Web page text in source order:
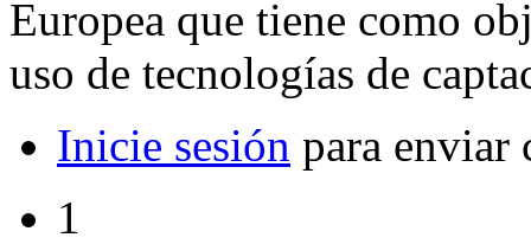
Europea que tiene como
uso de tecnologías de
Inicie sesión para enviar
1